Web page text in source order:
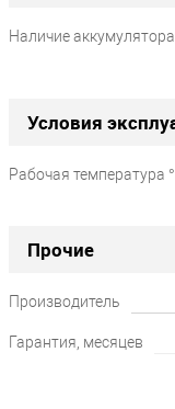
Наличие аккумулятора
Условия
Рабочая температура
Прочие
Производитель
Гарантия, месяцев